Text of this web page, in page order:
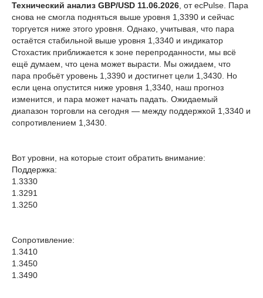
Технический анализ GBP/USD 11.06.2026 , от ecPulse. Пара
снова не смогла подняться выше уровня 1,3390 и сейчас
торгуется ниже этого уровня. Однако, учитывая, что пара
остаётся стабильной выше уровня 1,3340 и индикатор
Стохастик приближается к зоне перепроданности, мы всё
ещё думаем, что цена может вырасти. Мы ожидаем, что
пара пробьёт уровень 1,3390 и достигнет цели 1,3430. Но
если цена опустится ниже уровня 1,3340, наш прогноз
изменится, и пара может начать падать. Ожидаемый
диапазон торговли на сегодня — между поддержкой 1,3340 и
сопротивлением 1,3430.
Вот уровни, на которые стоит обратить внимание:
Поддержка:
1.3330
1.3291
1.3250
Сопротивление:
1.3410
1.3450
1.3490